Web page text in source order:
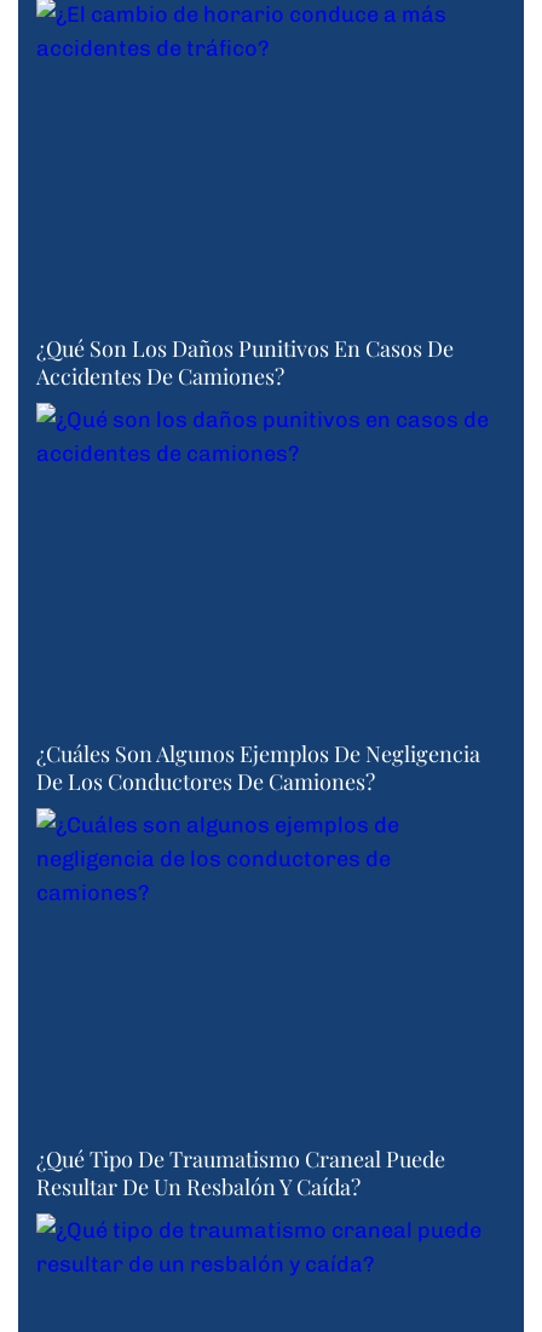
¿Qué Son Los Daños Punitivos En Casos De
Accidentes De Camiones?
¿Cuáles Son Algunos Ejemplos De Negligencia
De Los Conductores De Camiones?
¿Qué Tipo De Traumatismo Craneal Puede
Resultar De Un Resbalón Y Caída?